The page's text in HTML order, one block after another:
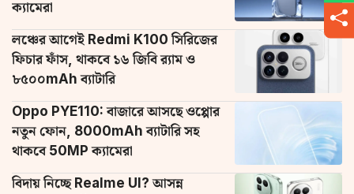
ক্যামেরা
লঞ্চের আগেই Redmi K100 সিরিজের
ফিচার ফাঁস, থাকবে ১৬ জিবি র‌্যাম ও
৮৫০০mAh ব্যাটারি
Oppo PYE110: বাজারে আসছে ওপ্পোর
নতুন ফোন, 8000mAh ব্যাটারি সহ
থাকবে 50MP ক্যামেরা
বিদায় নিচ্ছে Realme UI? আসন্ন